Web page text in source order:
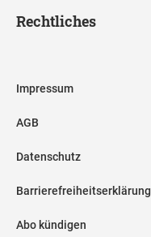
Rechtliches
Impressum
AGB
Datenschutz
Barrierefreiheitserklärung
Abo kündigen